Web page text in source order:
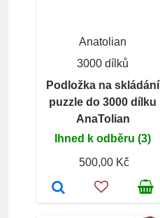
Anatolian
3000 dílků
Podložka na skládání
puzzle do 3000 dílku
AnaTolian
Ihned k odběru (3)
500,00 Kč